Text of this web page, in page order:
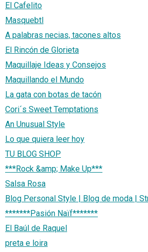
El Cafelito
Masquebtl
A palabras necias, tacones altos
El Rincón de Glorieta
Maquillaje Ideas y Consejos
Maquillando el Mundo
La gata con botas de tacón
Cori´s Sweet Temptations
An Unusual Style
Lo que quiera leer hoy
TU BLOG SHOP
***Rock &amp; Make Up***
Salsa Rosa
Blog Personal Style | Blog de moda |
*******Pasión Naïf*******
El Baúl de Raquel
preta e loira